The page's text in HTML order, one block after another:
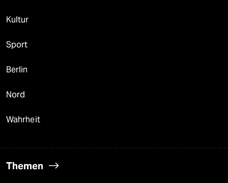
Kultur
Sport
Berlin
Nord
Wahrheit
Themen